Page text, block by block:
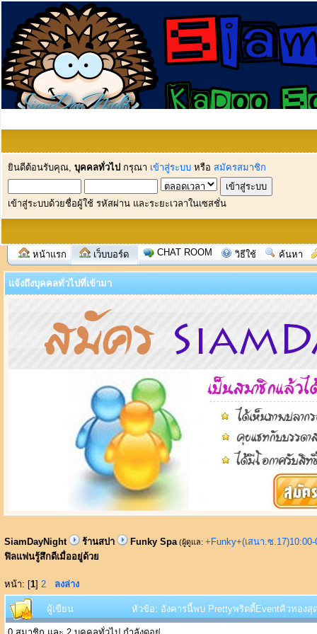
ยินดีต้อนรับคุณ, บุคคลทั่วไป กรุณา เข้าสู่ระบบ หรือ สมัครสมาชิก
เข้าสู่ระบบด้วยชื่อผู้ใช้ รหัสผ่าน และระยะเวลาในเซสชั่น
หน้าแรก เว็บบอร์ด CHAT ROOM วิธีใช้ ค้นหา
แจ้งถึงบุคคลทั่วไปที่เข้ามา
SiamDayNight ร้านสปา Funky Spa (ผู้ดูแล: +Funky+(เสนา.ซ
ฟิลแฟนรู้สึกดีเมื่ออยู่ด้วย
หน้า: [1] 2 ลงล่าง
ผู้เขียน หัวข้อ: อังคารนี้พบ Prettyพริตตี้Eventคิวทอง